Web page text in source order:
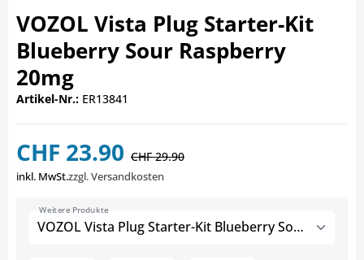
VOZOL Vista Plug Starter-Kit
Blueberry Sour Raspberry
20mg
Artikel-Nr.: ER13841
CHF 23.90 CHF 29.90
inkl. MwSt.zzgl. Versandkosten
VOZOL Vista Plug Starter-Kit Blueberry Sour Raspberry 20mg
Weitere Produkte